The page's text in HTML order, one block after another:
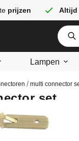
prijzen Altijd
Lampen
/multi connector
set